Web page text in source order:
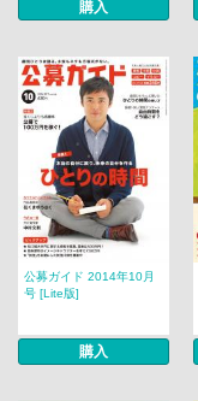
購入
公募ガイド 2014年10月
号 [Lite版]
購入